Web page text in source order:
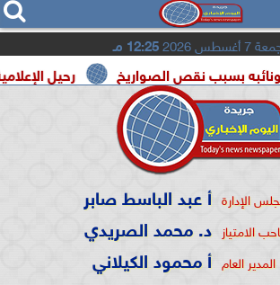
  
أغسطس 2026 12:25 مـ
رحيل الإعلامية سونيا نقص الصواريخ
الإدارة أ عبد الباسط صابر
الامتياز د. محمد الصريدي
المدير العام أ محمود الكيلاني